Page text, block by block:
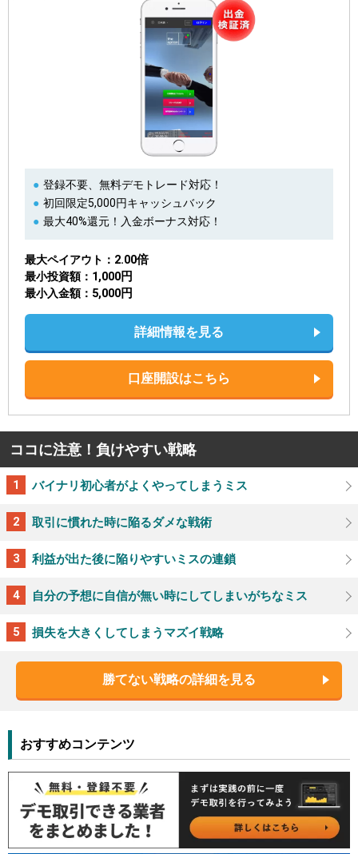
登録不要、無料デモトレード対応！
初回限定5,000円キャッシュバック
最大40%還元！入金ボーナス対応！
最大ペイアウト 2.00倍
最小投資額 1,000円
最小入金額 5,000円
詳細情報を見る
口座開設はこちら
ココに注意！負けやすい戦略
バイナリ初心者がよくやってしまうミス
取引に慣れた時に陥るダメな戦術
利益が出た後に陥りやすいミスの連鎖
自分の予想に自信が無い時にしてしまいがちなミス
損失を大きくしてしまうマズイ戦略
勝てない戦略の詳細を見る
おすすめコンテンツ